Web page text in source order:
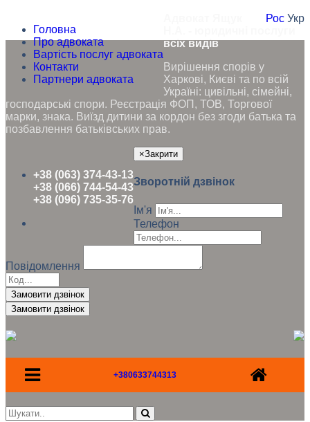
Головна
Про адвоката
Вартість послуг адвоката
Контакти
Партнери адвоката
Рос Укр
всіх видів
Вирішення спорів у
Харкові, Києві та по всій
Україні: цивільні, сімейні,
господарські спори. Реєстрація ФОП, ТОВ, Торгової
марки, знака. Виїзд дитини за кордон без згоди батька та
позбавлення батьківських прав.
+38 (063) 374-43-13
+38 (066) 744-54-43
+38 (096) 735-35-76
×Закрити
Зворотній дзвінок
Ім'я
Телефон
Повідомлення
Замовити дзвінок
+380633744313